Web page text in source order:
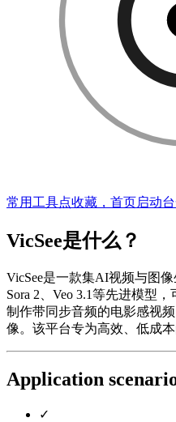
常用工具点收藏，首页启动
VicSee是什么？
VicSee是一款集AI视频与图
Sora 2、Veo 3.1等先进模型
制作带同步音频的电影感视
像。该平台专为高效、低成本
Application
✓